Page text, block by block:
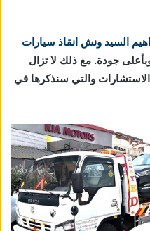
السيد ونش انقاذ سيارات
جودة. مع ذلك لا تزال
والتي سنذكرها في